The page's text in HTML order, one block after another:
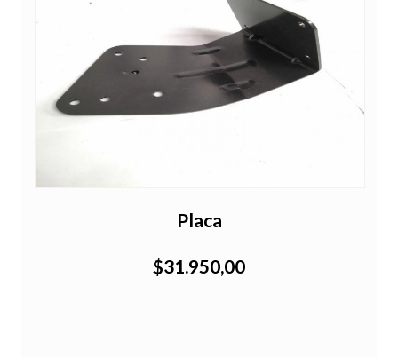
Placa
$31.950,00